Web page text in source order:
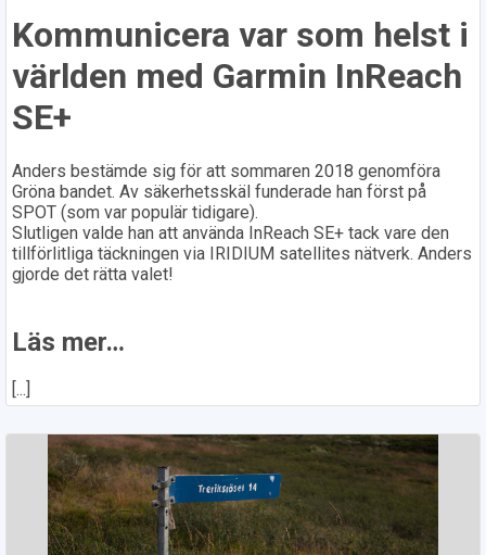
Kommunicera var som helst i
världen med Garmin InReach
SE+
Anders bestämde sig för att sommaren 2018 genomföra
Gröna bandet. Av säkerhetsskäl funderade han först på
SPOT (som var populär tidigare).
Slutligen valde han att använda InReach SE+ tack vare den
tillförlitliga täckningen via IRIDIUM satellites nätverk. Anders
gjorde det rätta valet!
Läs mer…
[...]